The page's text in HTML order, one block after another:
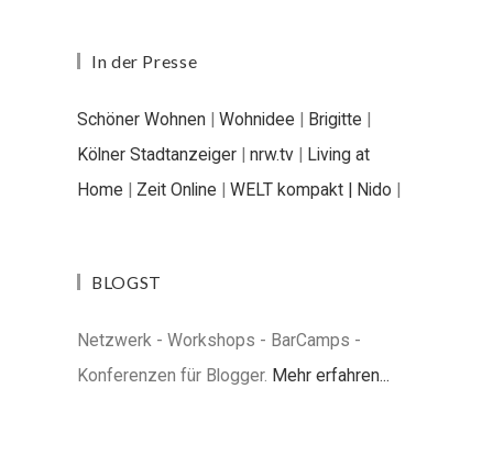
In der Presse
Schöner Wohnen | Wohnidee | Brigitte |
Kölner Stadtanzeiger | nrw.tv | Living at
Home | Zeit Online | WELT kompakt | Nido |
BLOGST
Netzwerk - Workshops - BarCamps -
Konferenzen für Blogger. Mehr erfahren...